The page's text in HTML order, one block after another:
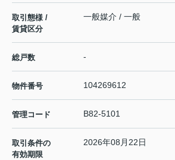
取引態様 /
賃貸区分
一般媒介 / 一般
総戸数 -
物件番号 104269612
管理コード B82-5101
取引条件の
有効期限
2026年08月22日